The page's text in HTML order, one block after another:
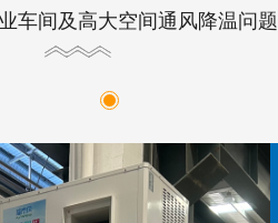
车间及高大空间通风降温问题